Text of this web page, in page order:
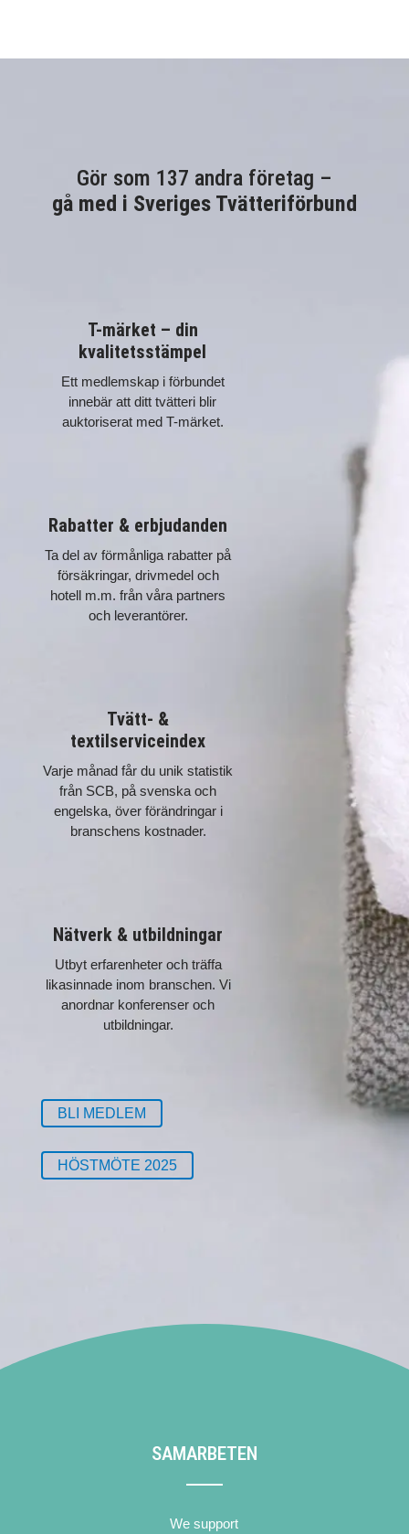
Gör som 137 andra företag –
gå med i Sveriges Tvätteriförbund
T-märket – din
kvalitetsstämpel
Ett medlemskap i förbundet
innebär att ditt tvätteri blir
auktoriserat med T-märket.
Rabatter & erbjudanden
Ta del av förmånliga rabatter på
försäkringar, drivmedel och
hotell m.m. från våra partners
och leverantörer.
Tvätt- &
textilserviceindex
Varje månad får du unik statistik
från SCB, på svenska och
engelska, över förändringar i
branschens kostnader.
Nätverk & utbildningar
Utbyt erfarenheter och träffa
likasinnade inom branschen. Vi
anordnar konferenser och
utbildningar.
BLI MEDLEM
HÖSTMÖTE 2025
SAMARBETEN
We support